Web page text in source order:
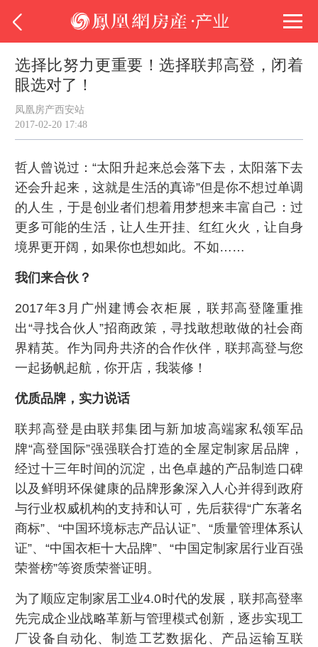
选择比努力更重要！选择联邦高登，闭着
眼选对了！
凤凰房产西安站
2017-02-20 17:48
哲人曾说过：“太阳升起来总会落下去，太阳落下去
还会升起来，这就是生活的真谛”但是你不想过单调
的人生，于是创业者们想着用梦想来丰富自己：过
更多可能的生活，让人生开挂、红红火火，让自身
境界更开阔，如果你也想如此。不如……
我们来合伙？
2017年3月广州建博会衣柜展，联邦高登隆重推
出“寻找合伙人”招商政策，寻找敢想敢做的社会商
界精英。作为同舟共济的合作伙伴，联邦高登与您
一起扬帆起航，你开店，我装修！
优质品牌，实力说话
联邦高登是由联邦集团与新加坡高端家私领军品
牌“高登国际”强强联合打造的全屋定制家居品牌，
经过十三年时间的沉淀，出色卓越的产品制造口碑
以及鲜明环保健康的品牌形象深入人心并得到政府
与行业权威机构的支持和认可，先后获得“广东著名
商标”、“中国环境标志产品认证”、“质量管理体系认
证”、“中国衣柜十大品牌”、“中国定制家居行业百强
荣誉榜”等资质荣誉证明。
为了顺应定制家居工业4.0时代的发展，联邦高登率
先完成企业战略革新与管理模式创新，逐步实现工
厂设备自动化、制造工艺数据化、产品运输互联